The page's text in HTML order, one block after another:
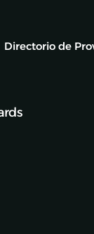
Directorio de